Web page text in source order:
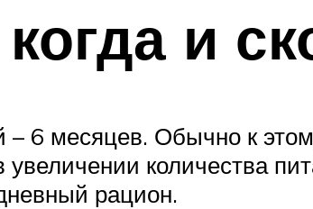
и
6 месяцев. Обычно к
количества
рацион.